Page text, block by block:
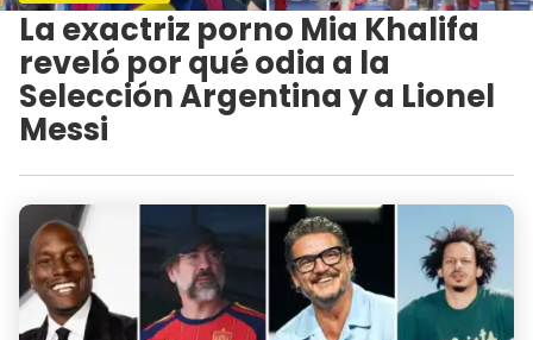
La exactriz porno Mia Khalifa
reveló por qué odia a la
Selección Argentina y a Lionel
Messi